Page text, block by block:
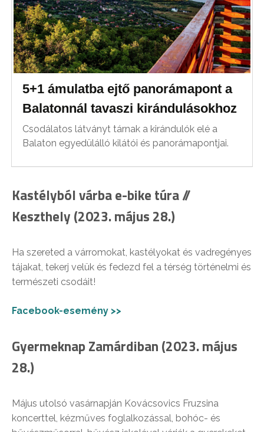
5+1 ámulatba ejtő panorámapont a
Balatonnál tavaszi kirándulásokhoz
Csodálatos látványt tárnak a kirándulók elé a
Balaton egyedülálló kilátói és panorámapontjai.
Kastélyból várba e-bike túra //
Keszthely (2023. május 28.)
Ha szereted a várromokat, kastélyokat és vadregényes
tájakat, tekerj velük és fedezd fel a térség történelmi és
természeti csodáit!
Facebook-esemény >>
Gyermeknap Zamárdiban (2023. május
28.)
Május utolsó vasárnapján Kovácsovics Fruzsina
koncerttel, kézműves foglalkozással, bohóc- és